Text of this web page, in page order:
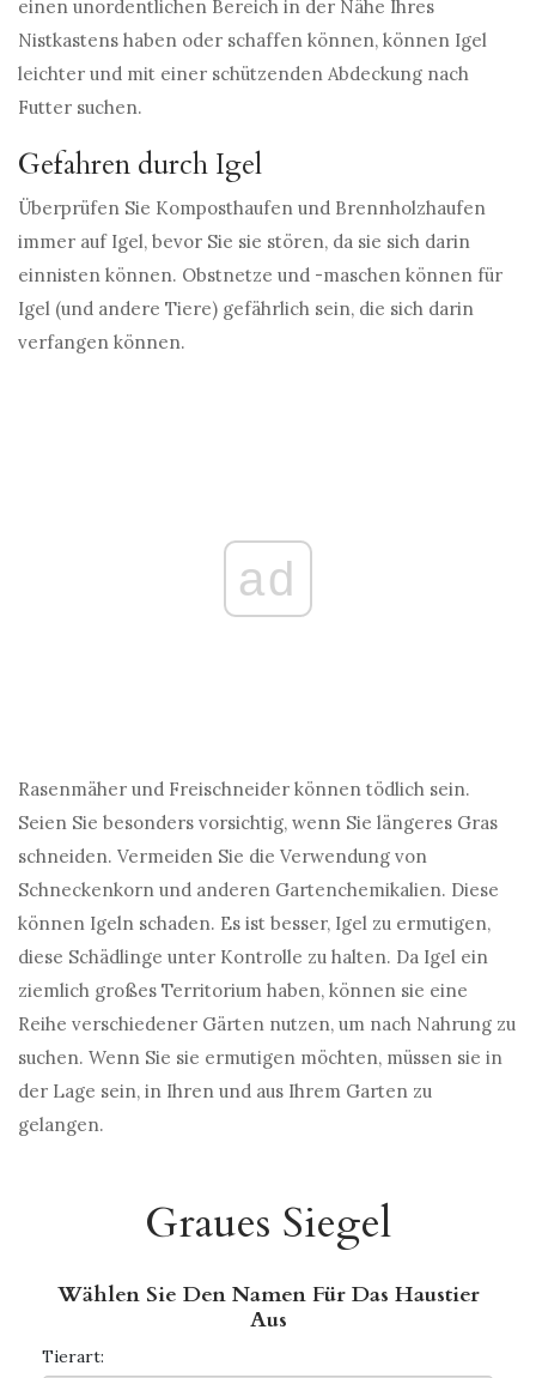
einen unordentlichen Bereich in der Nähe Ihres
Nistkastens haben oder schaffen können, können Igel
leichter und mit einer schützenden Abdeckung nach
Futter suchen.
Gefahren durch Igel
Überprüfen Sie Komposthaufen und Brennholzhaufen
immer auf Igel, bevor Sie sie stören, da sie sich darin
einnisten können. Obstnetze und -maschen können für
Igel (und andere Tiere) gefährlich sein, die sich darin
verfangen können.
ad
Rasenmäher und Freischneider können tödlich sein.
Seien Sie besonders vorsichtig, wenn Sie längeres Gras
schneiden. Vermeiden Sie die Verwendung von
Schneckenkorn und anderen Gartenchemikalien. Diese
können Igeln schaden. Es ist besser, Igel zu ermutigen,
diese Schädlinge unter Kontrolle zu halten. Da Igel ein
ziemlich großes Territorium haben, können sie eine
Reihe verschiedener Gärten nutzen, um nach Nahrung zu
suchen. Wenn Sie sie ermutigen möchten, müssen sie in
der Lage sein, in Ihren und aus Ihrem Garten zu
gelangen.
Graues Siegel
Wählen Sie Den Namen Für Das Haustier
Aus
Tierart: